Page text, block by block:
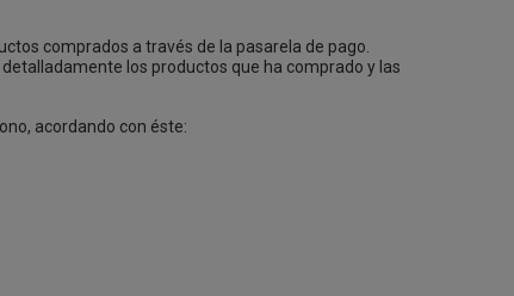
comprados a través de la pasarela de pago.
los productos que ha comprado y las
acordando con éste: